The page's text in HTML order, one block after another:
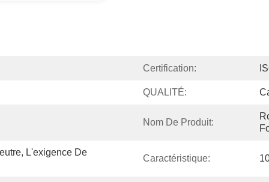
Certification:
QUALITÉ:
Nom De Produit:
L'exigence De
Caractéristique: